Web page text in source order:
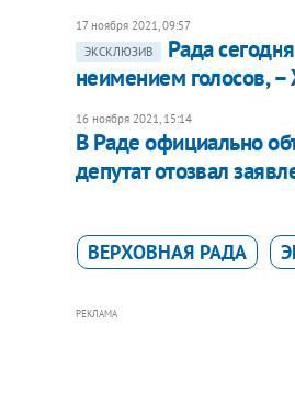
17 ноября 2021, 09:57
ЭКСКЛЮЗИВ
Рада
неимением голосов,
16 ноября 2021, 15:14
В Раде официально
депутат отозвал
ВЕРХОВНАЯ РАДА
РЕКЛАМА